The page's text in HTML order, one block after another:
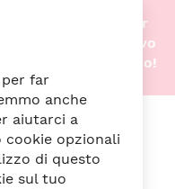
nuova sede! Per
saranno di nuovo
A prestissimo!
far
anche
aiutarci a
cookie opzionali
di questo
sul tuo